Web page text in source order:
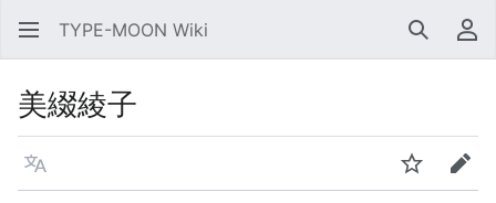
TYPE-MOON Wiki 検索 利
美綴綾子
言語 ウォッチ編集